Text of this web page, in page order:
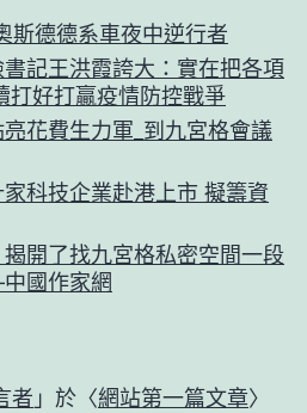
斯德德系車夜中逆行者
記王洪霞誇大：實在把各項
打好打贏疫情防控戰爭
花費生力軍_到九宮格會議
科技企業赴港上市 擬籌資
開了找九宮格私密空間一段
國作家網
者 」於〈網站第一篇文章〉